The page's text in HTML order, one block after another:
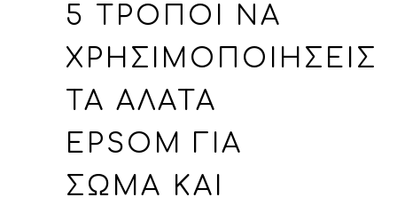
5 ΤΡΌΠΟΙ ΝΑ
ΧΡΗΣΙΜΟΠΟΙΉΣΕΙΣ
ΤΑ ΆΛΑΤΑ
EPSOM ΓΙΑ
ΣΏΜΑ ΚΑΙ